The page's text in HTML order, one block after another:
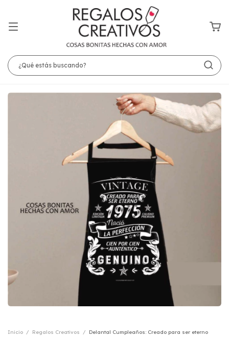
Inicio / Regalos Creativos / Delantal Cumpleaños: Creado para ser eterno